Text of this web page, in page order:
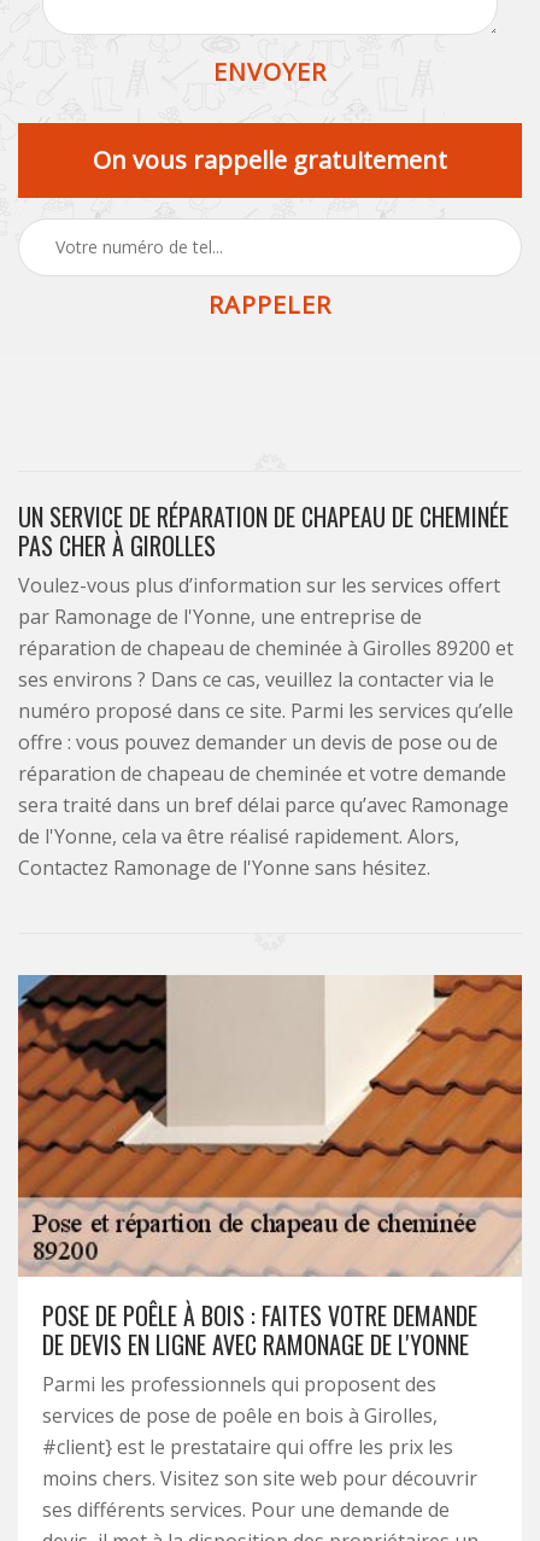
On vous rappelle gratuitement
UN SERVICE DE RÉPARATION DE CHAPEAU DE CHEMINÉE
PAS CHER À GIROLLES
Voulez-vous plus d’information sur les services offert
par Ramonage de l'Yonne, une entreprise de
réparation de chapeau de cheminée à Girolles 89200 et
ses environs ? Dans ce cas, veuillez la contacter via le
numéro proposé dans ce site. Parmi les services qu’elle
offre : vous pouvez demander un devis de pose ou de
réparation de chapeau de cheminée et votre demande
sera traité dans un bref délai parce qu’avec Ramonage
de l'Yonne, cela va être réalisé rapidement. Alors,
Contactez Ramonage de l'Yonne sans hésitez.
POSE DE POÊLE À BOIS : FAITES VOTRE DEMANDE
DE DEVIS EN LIGNE AVEC RAMONAGE DE L'YONNE
Parmi les professionnels qui proposent des
services de pose de poêle en bois à Girolles,
#client} est le prestataire qui offre les prix les
moins chers. Visitez son site web pour découvrir
ses différents services. Pour une demande de